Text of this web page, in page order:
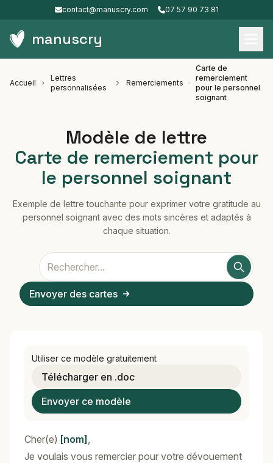
contact@manuscry.com 07 57 90 73 81
manuscry
Accueil
Lettres
personnalisées
Remerciements
Carte de
remerciement
pour le personnel
soignant
Modèle de lettre
Carte de remerciement pour
le personnel soignant
Exemple de lettre touchante pour exprimer votre gratitude au
personnel soignant avec des mots sincères et adaptés à
chaque situation.
Envoyer des cartes
Utiliser ce modèle gratuitement
Télécharger en .doc
Envoyer ce modèle
Cher(e) [nom] ,
Je voulais vous remercier pour votre dévouement